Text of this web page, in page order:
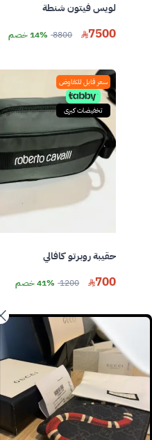
لويس فيتون شنطة
7500
8800 14% خصم
سعر قابل للتفاوض
تخفيضات كبرى
حقيبة روبرتو كافالي
700
1200 41% خصم